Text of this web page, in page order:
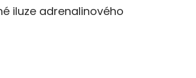
iluze adrenalinového